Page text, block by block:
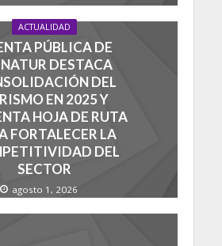
ACTUALIDAD
PÚBLICA DE
DESTACA
DEL
EN 2025 Y
HOJA DE RUTA
FORTALECER LA
DEL
SECTOR
agosto 1, 2026